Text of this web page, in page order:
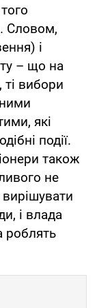
Словом,
і
– що на
ті вибори
які
події.
також
не
і влада
роблять